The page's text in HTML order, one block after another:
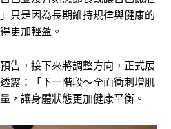
只是因為長期維持規律與健康的
更加輕盈。
告，接下來將調整方向，正式展
露：「下一階段～全面衝刺增肌
，讓身體狀態更加健康平衡。